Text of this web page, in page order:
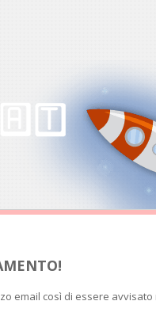
email così di essere